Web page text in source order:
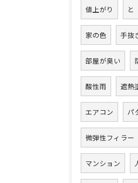
値上がり と
家の色 手抜
部屋が臭い
酸性雨 遮熱
エアコン パ
微弾性フィラー
マンション